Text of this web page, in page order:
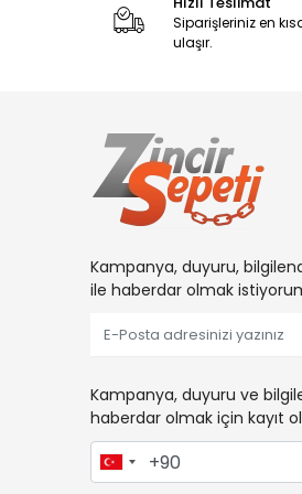
Siparişleriniz en
ulaşır.
Kampanya, duyuru,
ile haberdar olmak
Kampanya, duyuru ve
haberdar olmak için kayıt